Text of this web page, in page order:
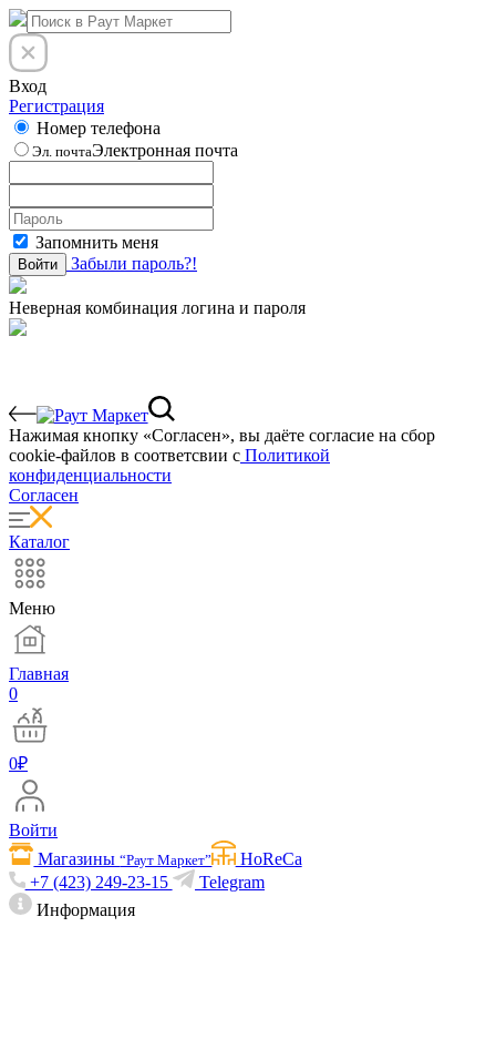
Вход
Регистрация
Номер телефона
Эл. почтаЭлектронная почта
Запомнить меня
Войти Забыли пароль?!
Неверная комбинация логина и пароля
Нажимая кнопку «Согласен», вы даёте cогласие на сбор
cookie-файлов в соответсвии с Политикой
конфиденциальности
Согласен
Каталог
Меню
Главная
0
0₽
Войти
Магазины“Раут Маркет”
HoReCa
+7 (423) 249-23-15
Telegram
Информация